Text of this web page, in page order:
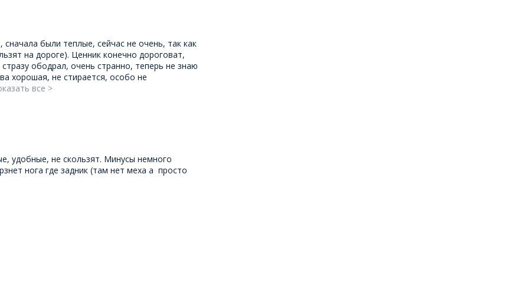
были теплые, сейчас не очень, так как
на дороге). Ценник конечно дороговат,
ободрал, очень странно, теперь не знаю
хорошая, не стирается, особо не
все >
удобные, не скользят. Минусы немного
нога где задник (там нет меха а просто